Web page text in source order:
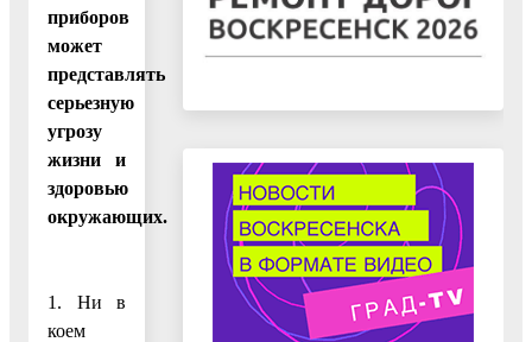
приборов
может
представлять
серьезную
угрозу
жизни и
здоровью
окружающих.
1. Ни в
коем